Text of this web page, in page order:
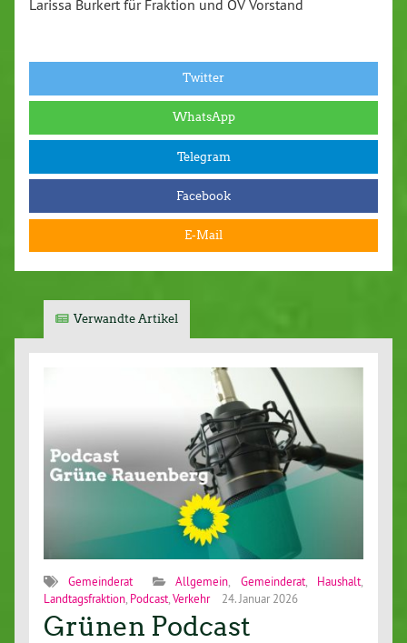
Larissa Burkert für Fraktion und OV Vorstand
Twitter
WhatsApp
Telegram
Facebook
E-Mail
Verwandte Artikel
Gemeinderat Allgemein, Gemeinderat, Haushalt,
Landtagsfraktion, Podcast,Verkehr 24. Januar 2026
Grünen Podcast